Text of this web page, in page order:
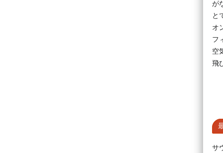
が
と
オ
フ
空
飛
サ